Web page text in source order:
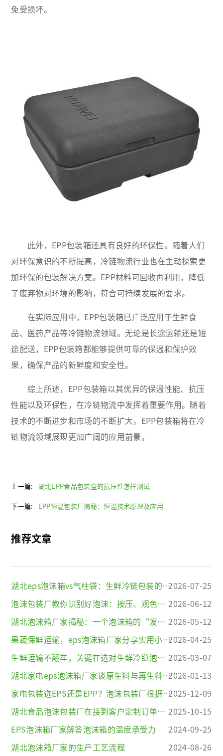
免受损坏。
此外，EPP包装箱还具有良好的环保性。随着人们
对环保意识的不断提高，冷链物流行业也在主动探索更
加环保的包装解决方案。EPP材料可回收再利用，降低
了废弃物对环境的影响，符合可持续发展的要求。
在实际应用中，EPP包装箱已广泛应用于生鲜食
品、医药产品等冷链物流领域。无论是长途运输还是短
途配送，EPP包装箱都能够提供可靠的保温和保护效
果，确保产品的新鲜度和安全性。
综上所述，EPP包装箱以其优异的保温性能、抗压
性能以及环保性，在冷链物流中发挥着重要作用。随着
技术的不断进步和市场的不断扩大，EPP包装箱将在冷
链物流领域展现更加广阔的应用前景。
上一篇: 湖北EPP食品包装盒的抗压性怎样测试
下一篇: EPP恒温包装厂揭秘：恒温技术原理及应用
推荐文章
湖北eps泡沫箱vs气柱袋：生鲜冷链包装的缓冲性能横向对比2026-07-25
泡沫包装厂教你识别好泡沫：按压、观色、闻味三招 2026-06-12
湖北泡沫箱厂家揭秘：一个泡沫箱的“发泡”之旅，比你想象的更讲究 2026-05-12
果蔬保鲜运输，eps泡沫箱厂家分享实用小知识2026-04-25
生鲜运输不翻车，关键在选对生鲜冷链泡沫包装 2026-03-07
湖北家电eps泡沫箱厂家谈原生料与再生料的鉴别方法2026-01-13
家电包装选EPS还是EPP？泡沫包装厂根据运输场景的专业建议2025-12-09
湖北食品泡沫包装厂在接到客户定制订单时，需确认哪些关键参数 2025-10-15
EPS泡沫箱厂家解答泡沫箱的温度承受力
2024-09-25
湖北泡沫箱厂家的生产工艺流程
2024-08-26